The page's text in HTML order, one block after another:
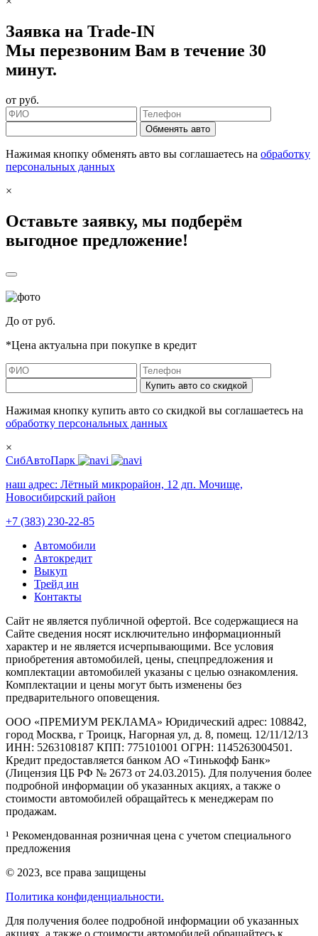
Заявка на Trade-IN
Мы перезвоним Вам в течение 30
минут.
от руб.
Обменять авто
Нажимая кнопку обменять авто вы соглашаетесь на обработку
персональных данных
×
Оставьте заявку, мы подберём
выгодное предложение!
До от руб.
*Цена актуальна при покупке в кредит
Купить авто со скидкой
Нажимая кнопку купить авто со скидкой вы соглашаетесь на
обработку персональных данных
×
СибАвтоПарк
наш адрес: Лётный микрорайон, 12 дп. Мочище,
Новосибирский район
+7 (383) 230-22-85
Автомобили
Автокредит
Выкуп
Трейд ин
Контакты
Cайт не является публичной офертой. Все содержащиеся на
Сайте сведения носят исключительно информационный
характер и не является исчерпывающими. Все условия
приобретения автомобилей, цены, спецпредложения и
комплектации автомобилей указаны с целью ознакомления.
Комплектации и цены могут быть изменены без
предварительного оповещения.
ООО «ПРЕМИУМ РЕКЛАМА» Юридический адрес: 108842,
город Москва, г Троицк, Нагорная ул, д. 8, помещ. 12/11/12/13
ИНН: 5263108187 КПП: 775101001 ОГРН: 1145263004501.
Кредит предоставляется банком АО «Тинькофф Банк»
(Лицензия ЦБ РФ № 2673 от 24.03.2015). Для получения более
подробной информации об указанных акциях, а также о
стоимости автомобилей обращайтесь к менеджерам по
продажам.
¹ Рекомендованная розничная цена с учетом специального
предложения
© 2023, все права защищены
Политика конфиденциальности.
Для получения более подробной информации об указанных
акциях, а также о стоимости автомобилей обращайтесь к